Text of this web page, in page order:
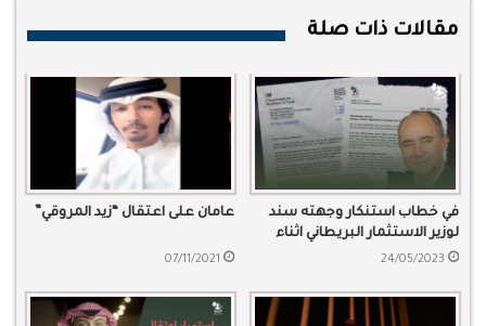
مقالات ذات صلة
في خطاب استنكار وجهته سند
لوزير الاستثمار البريطاني اثناء
زيارته للسعودية لا ينبغي دعم
التعاون الاقتصادي
24/05/2023
عامان على اعتقال “زيد المروقي”
07/11/2021